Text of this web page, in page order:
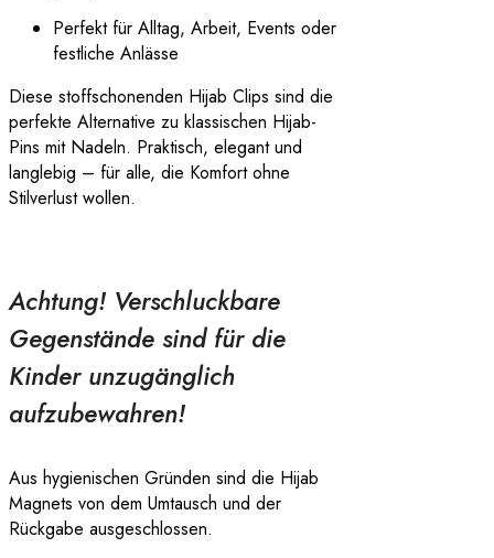
Perfekt für Alltag, Arbeit, Events oder
festliche Anlässe
Diese stoffschonenden Hijab Clips sind die
perfekte Alternative zu klassischen Hijab-
Pins mit Nadeln. Praktisch, elegant und
langlebig – für alle, die Komfort ohne
Stilverlust wollen.
Achtung! Verschluckbare
Gegenstände sind für die
Kinder unzugänglich
aufzubewahren!
Aus hygienischen Gründen sind die Hijab
Magnets von dem Umtausch und der
Rückgabe ausgeschlossen.